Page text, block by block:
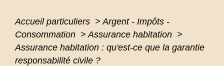
Accueil particuliers > Argent - Impôts -
Consommation > Assurance habitation >
Assurance habitation : qu'est-ce que la garantie
responsabilité civile ?